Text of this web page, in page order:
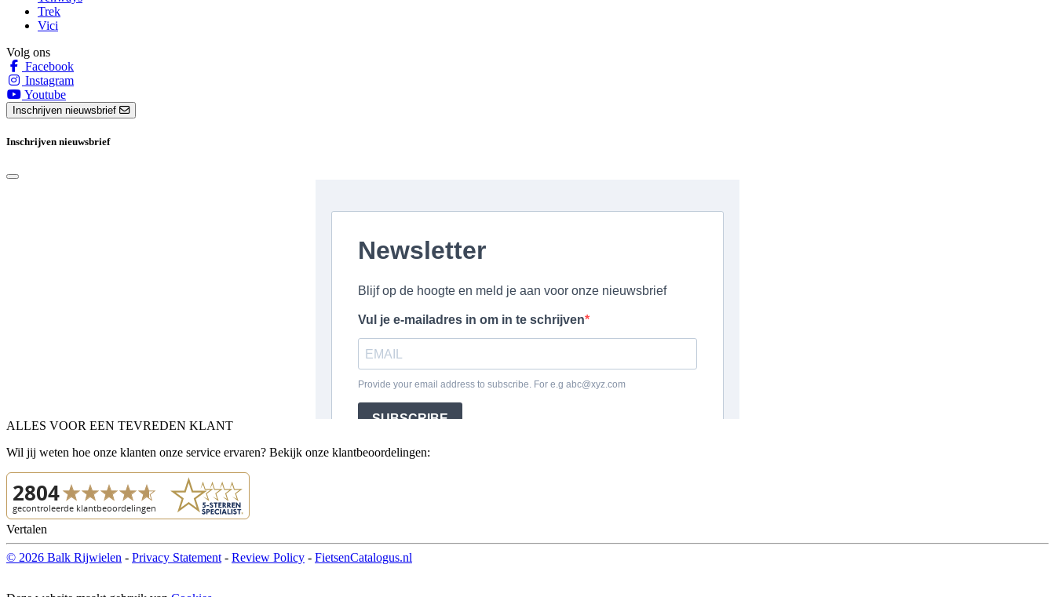
Trek
Vici
Volg ons
Facebook
Instagram
Youtube
Inschrijven nieuwsbrief
Inschrijven nieuwsbrief
ALLES VOOR EEN TEVREDEN KLANT
Wil jij weten hoe onze klanten onze service ervaren? Bekijk onze klantbeoordelingen:
Vertalen
© 2026 Balk Rijwielen - Privacy Statement - Review Policy - FietsenCatalogus.nl